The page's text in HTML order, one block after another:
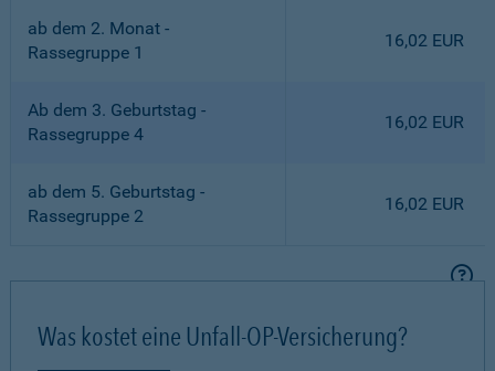
ab dem 2. Monat -
Rassegruppe 1
16,02 EUR
Ab dem 3. Geburtstag -
Rassegruppe 4
16,02 EUR
ab dem 5. Geburtstag -
Rassegruppe 2
16,02 EUR
Was kostet eine Unfall-OP-Versicherung?